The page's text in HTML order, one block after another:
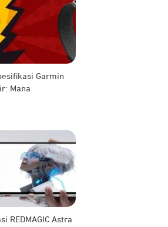
Garmin
Mana
REDMAGIC Astra